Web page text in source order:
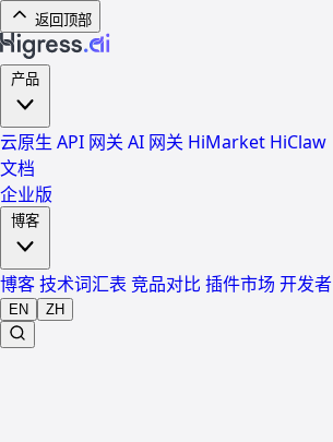
返回顶部
云原生 API 网关 AI 网关 HiMarket HiClaw
文档
企业版
博客技术词汇表 竞品对比 插件市场 开发者
EN ZH